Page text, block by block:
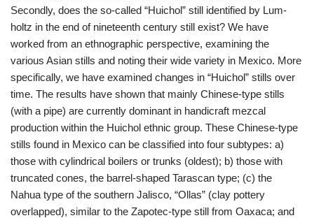
Secondly, does the so-called “Huichol” still identified by Lum-
holtz in the end of nineteenth century still exist? We have
worked from an ethnographic perspective, examining the
various Asian stills and noting their wide variety in Mexico. More
specifically, we have examined changes in “Huichol” stills over
time. The results have shown that mainly Chinese-type stills
(with a pipe) are currently dominant in handicraft mezcal
production within the Huichol ethnic group. These Chinese-type
stills found in Mexico can be classified into four subtypes: a)
those with cylindrical boilers or trunks (oldest); b) those with
truncated cones, the barrel-shaped Tarascan type; (c) the
Nahua type of the southern Jalisco, “Ollas” (clay pottery
overlapped), similar to the Zapotec-type still from Oaxaca; and